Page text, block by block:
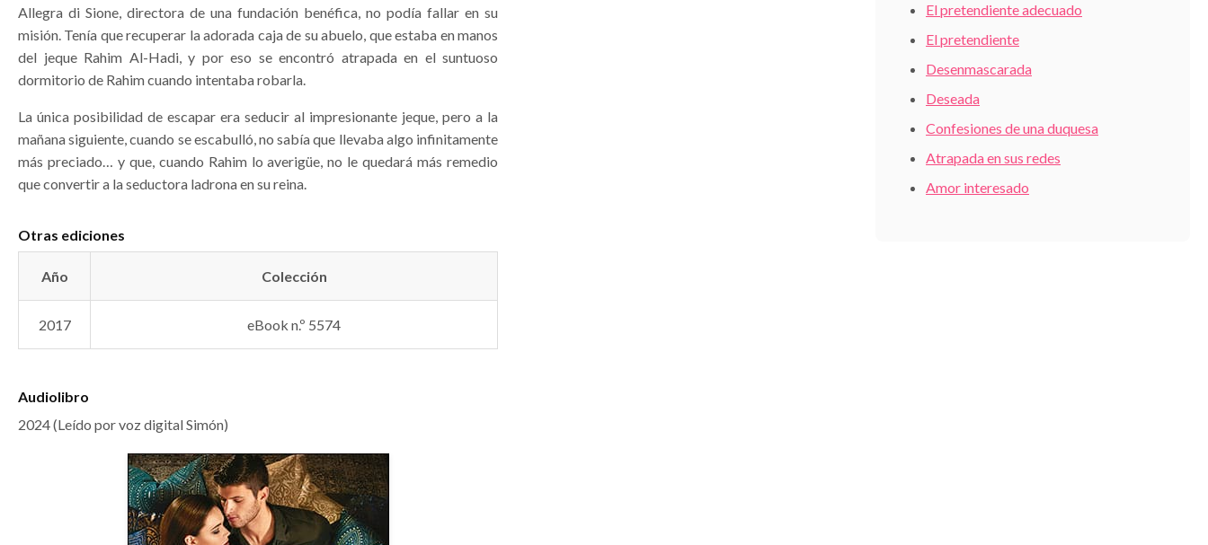
Allegra di Sione, directora de una fundación benéfica, no podía fallar en su
misión. Tenía que recuperar la adorada caja de su abuelo, que estaba en manos
del jeque Rahim Al-Hadi, y por eso se encontró atrapada en el suntuoso
dormitorio de Rahim cuando intentaba robarla.
La única posibilidad de escapar era seducir al impresionante jeque, pero a la
mañana siguiente, cuando se escabulló, no sabía que llevaba algo infinitamente
más preciado… y que, cuando Rahim lo averigüe, no le quedará más remedio
que convertir a la seductora ladrona en su reina.
Otras ediciones
Año Colección
2017 eBook n.º 5574
Audiolibro
2024 (Leído por voz digital Simón)
El pretendiente adecuado
El pretendiente
Desenmascarada
Deseada
Confesiones de una duquesa
Atrapada en sus redes
Amor interesado